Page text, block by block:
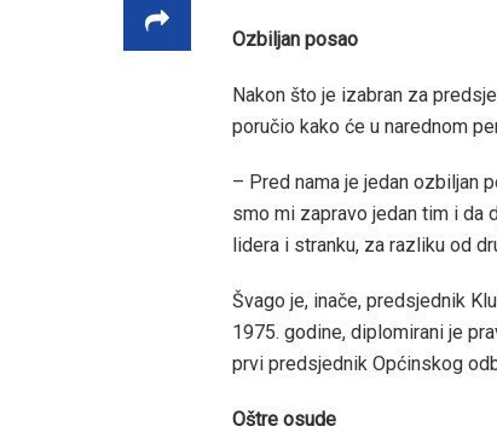
Ozbiljan posao
Nakon što je izabran za
poručio kako će u narednom
– Pred nama je jedan ozbiljan
smo mi zapravo jedan tim i da
lidera i stranku, za razliku od
Švago je, inače, predsjednik
1975. godine, diplomirani je
prvi predsjednik Općinskog
Oštre osude